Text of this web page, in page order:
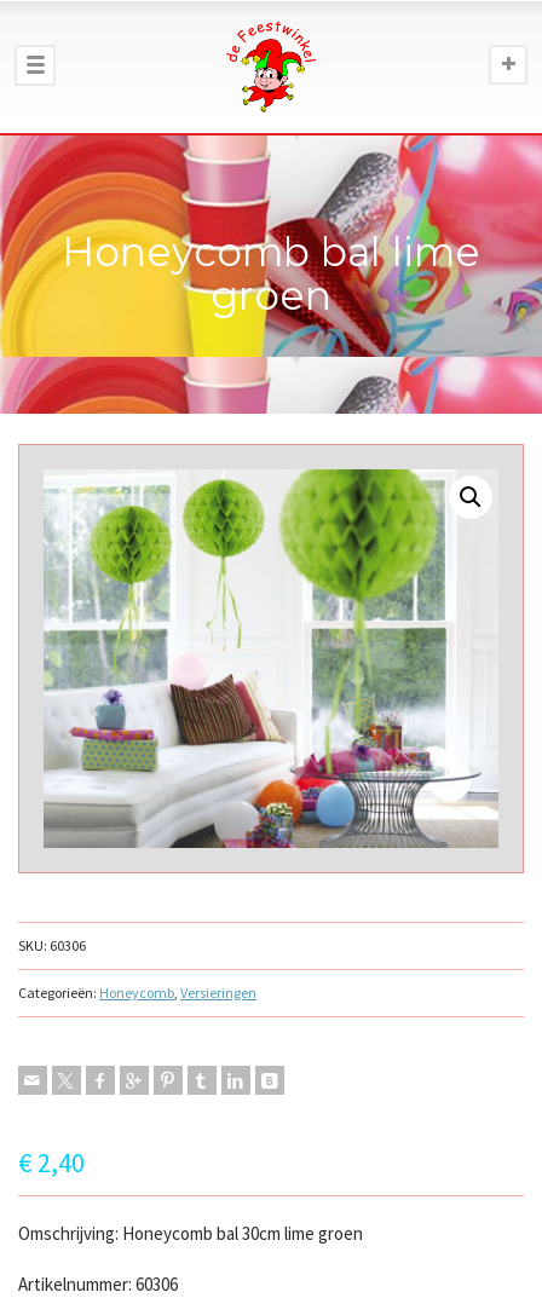
Honeycomb bal lime
groen
SKU: 60306
Categorieën: Honeycomb, Versieringen
€2,40
Omschrijving: Honeycomb bal 30cm lime groen
Artikelnummer: 60306